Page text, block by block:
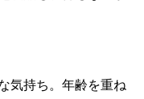
気持ち。年齢を重ね